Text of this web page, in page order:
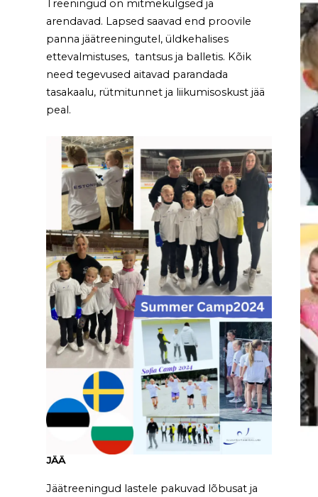
Treeningud on mitmekülgsed ja
arendavad. Lapsed saavad end proovile
panna jäätreeningutel, üldkehalises
ettevalmistuses, tantsus ja balletis. Kõik
need tegevused aitavad parandada
tasakaalu, rütmitunnet ja liikumisoskust jää
peal.
JÄÄ
Jäätreeningud lastele pakuvad lõbusat ja